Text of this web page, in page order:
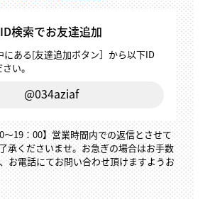
ID検索でお友達追加
にある[友達追加ボタン］から以下ID
い。
@034aziaf
～19：00】営業時間内での返信とさせて
承くださいませ。お急ぎの場合はお手数
お電話にてお問い合わせ頂けますようお